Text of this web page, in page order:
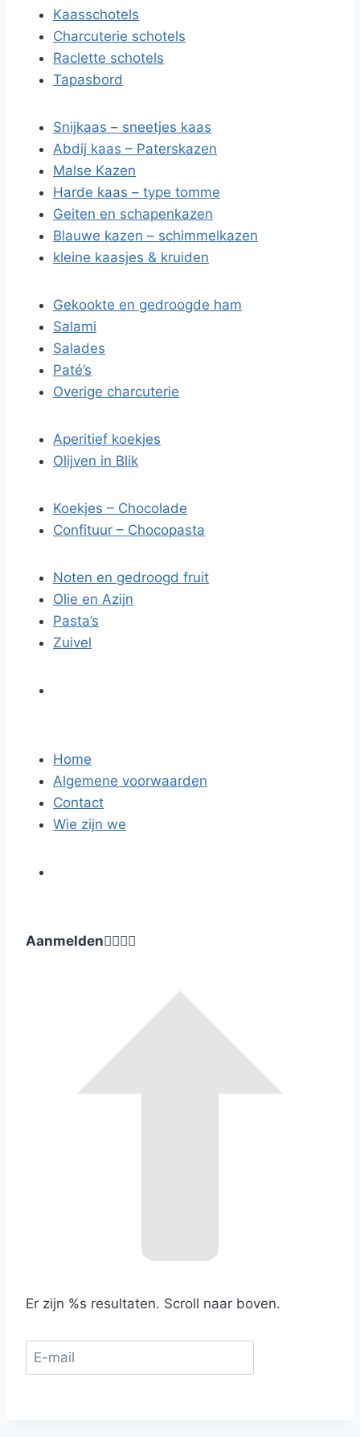
Kaasschotels
Charcuterie schotels
Raclette schotels
Tapasbord
Snijkaas – sneetjes kaas
Abdij kaas – Paterskazen
Malse Kazen
Harde kaas – type tomme
Geiten en schapenkazen
Blauwe kazen – schimmelkazen
kleine kaasjes & kruiden
Gekookte en gedroogde ham
Salami
Salades
Paté’s
Overige charcuterie
Aperitief koekjes
Olijven in Blik
Koekjes – Chocolade
Confituur – Chocopasta
Noten en gedroogd fruit
Olie en Azijn
Pasta’s
Zuivel
Home
Algemene voorwaarden
Contact
Wie zijn we
Aanmelden
Er zijn %s resultaten. Scroll naar boven.